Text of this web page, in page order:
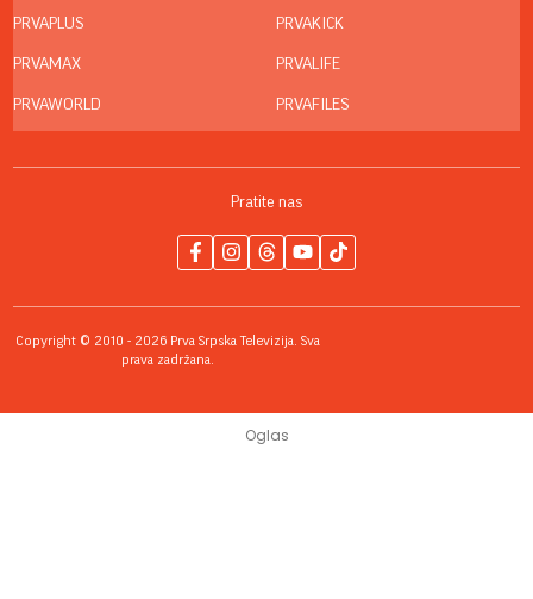
PRVAPLUS
PRVAMAX
PRVAWORLD
PRVAKICK
PRVALIFE
PRVAFILES
Pratite nas
Copyright © 2010 - 2026 Prva Srpska Televizija. Sva
prava zadržana.